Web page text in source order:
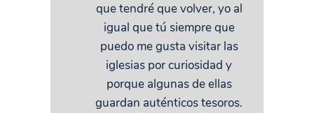
que tendré que volver, yo al
igual que tú siempre que
puedo me gusta visitar las
iglesias por curiosidad y
porque algunas de ellas
guardan auténticos tesoros.